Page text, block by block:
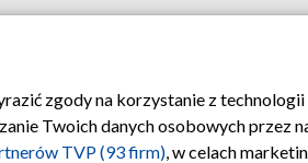
TVP Polityka prywatności
zgody na korzystanie z
Twoich danych osobowych przez
TVP (93 firm), w celach